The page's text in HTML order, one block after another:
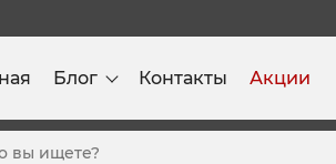
Блог Контакты Акции